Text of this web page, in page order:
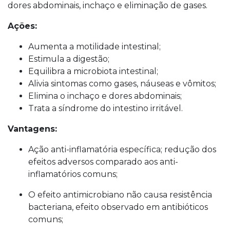
dores abdominais, inchaço e eliminação de gases.
Ações:
Aumenta a motilidade intestinal;
Estimula a digestão;
Equilibra a microbiota intestinal;
Alivia sintomas como gases, náuseas e vômitos;
Elimina o inchaço e dores abdominais;
Trata a síndrome do intestino irritável.
Vantagens:
Ação anti-inflamatória específica; redução dos
efeitos adversos comparado aos anti-
inflamatórios comuns;
O efeito antimicrobiano não causa resistência
bacteriana, efeito observado em antibióticos
comuns;